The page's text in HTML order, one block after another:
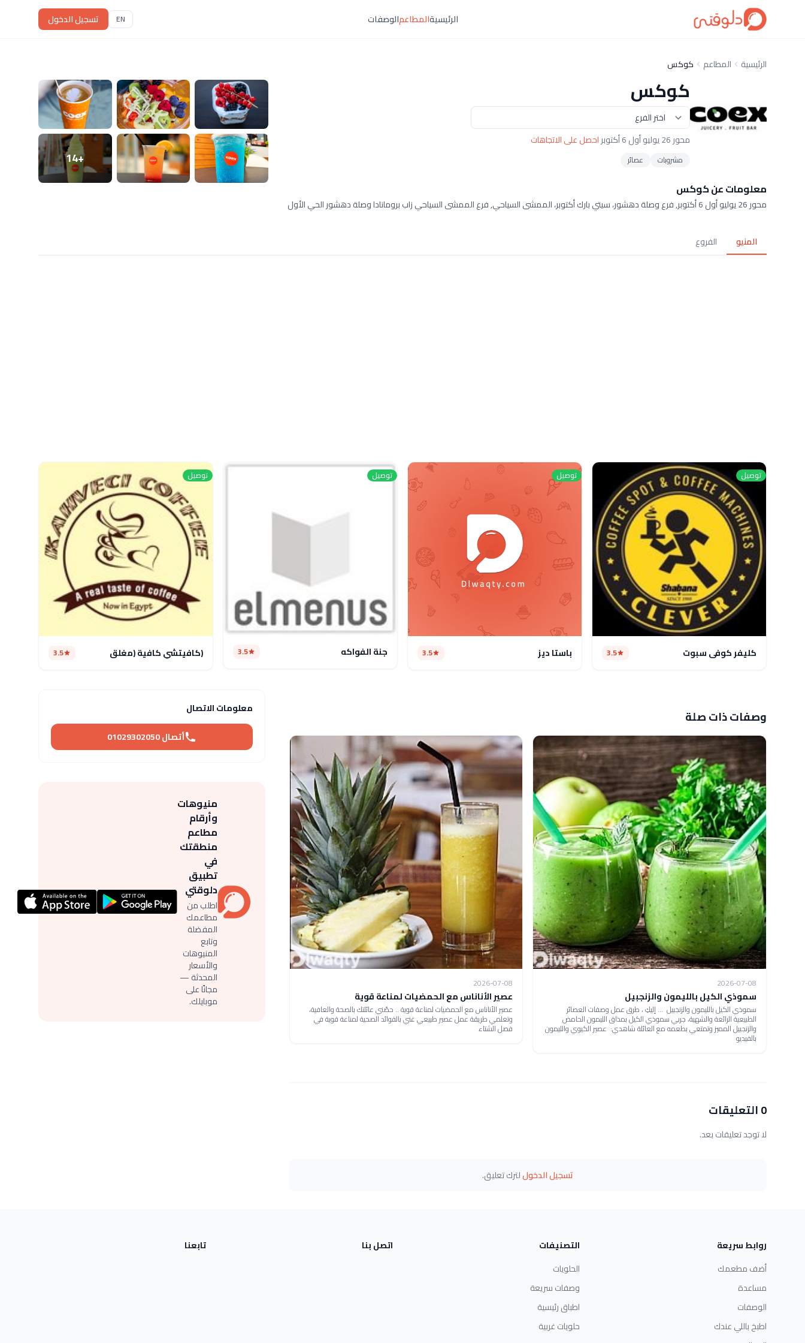
الرئيسيةالمطاعمالوصفات EN تسجيل الدخول
الرئيسية المطاعم كوكس
كوكس
محور 26 يوليو أول 6 أكتوبر احصل على الاتجاهات
مشروبات عصائر
معلومات عن كوكس
محور 26 يوليو أول 6 أكتوبر, فرع وصلة دهشور، سيتي بارك أكتوبر، الممشى السياحي, فرع الممشى السياحي زاب برومانادا وصلة دهشور الحي الأول
+14
المنيو الفروع
توصيل
كليفر كوفى سبوت 3.5
توصيل
باستا ديز 3.5
توصيل
جنة الفواكه 3.5
توصيل
(كافيتشي كافية (مغلق 3.5
وصفات ذات صلة
2026-07-08
سموذي الكيل بالليمون والزنجبيل
سموذي الكيل بالليمون والزنجبيل ... إليكِ ، طرق عمل وصفات العصائر
الطبيعية الرائعة والشهية، جربي سموذي الكيل بمذاق الليمون الحامض
والزنجبيل المميز وتمتعي بطعمه مع العائلة شاهدي: عصير الكيوي والليمون
بالفيديو
2026-07-08
عصير الأناناس مع الحمضيات لمناعة قوية
عصير الأناناس مع الحمضيات لمناعة قوية .. حصّني عائلتك بالصحة والعافية،
وتعلمي طريقة عمل عصير طبيعي غني بالفوائد الصحية لمناعة قوية في
فصل الشتاء
0 التعليقات
لا توجد تعليقات بعد.
تسجيل الدخوللترك تعليق.
معلومات الاتصال
أتصال 01029302050
منيوهات
وأرقام
مطاعم
منطقتك
في
تطبيق
دلوقتي
اطلب من
مطاعمك
المفضلة
وتابع
المنيوهات
والأسعار
المحدثة —
مجانًا على
موبايلك.
روابط سريعة
أضف مطعمك
مساعدة
الوصفات
اطبخ باللي عندك
التصنيفات
الحلويات
وصفات سريعة
اطباق رئيسية
حلويات غربية
اتصل بنا تابعنا